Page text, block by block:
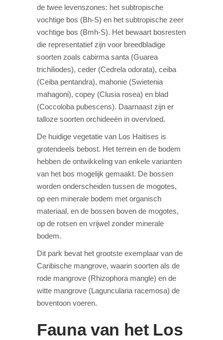
de twee levenszones: het subtropische
vochtige bos (Bh-S) en het subtropische zeer
vochtige bos (Bmh-S). Het bewaart bosresten
die representatief zijn voor breedbladige
soorten zoals cabirma santa (Guarea
trichiliodes), ceder (Cedrela odorata), ceiba
(Ceiba pentandra), mahonie (Swietenia
mahagoni), copey (Clusia rosea) en blad
(Coccoloba pubescens). Daarnaast zijn er
talloze soorten orchideeën in overvloed.
De huidige vegetatie van Los Haitises is
grotendeels bebost. Het terrein en de bodem
hebben de ontwikkeling van enkele varianten
van het bos mogelijk gemaakt. De bossen
worden onderscheiden tussen de mogotes,
op een minerale bodem met organisch
materiaal, en de bossen boven de mogotes,
op de rotsen en vrijwel zonder minerale
bodem.
Dit park bevat het grootste exemplaar van de
Caribische mangrove, waarin soorten als de
rode mangrove (Rhizophora mangle) en de
witte mangrove (Laguncularia racemosa) de
boventoon voeren.
Fauna van het Los